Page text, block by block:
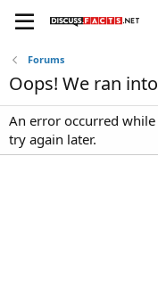
Forums
Oops! We ran
An error occurred while
try again later.